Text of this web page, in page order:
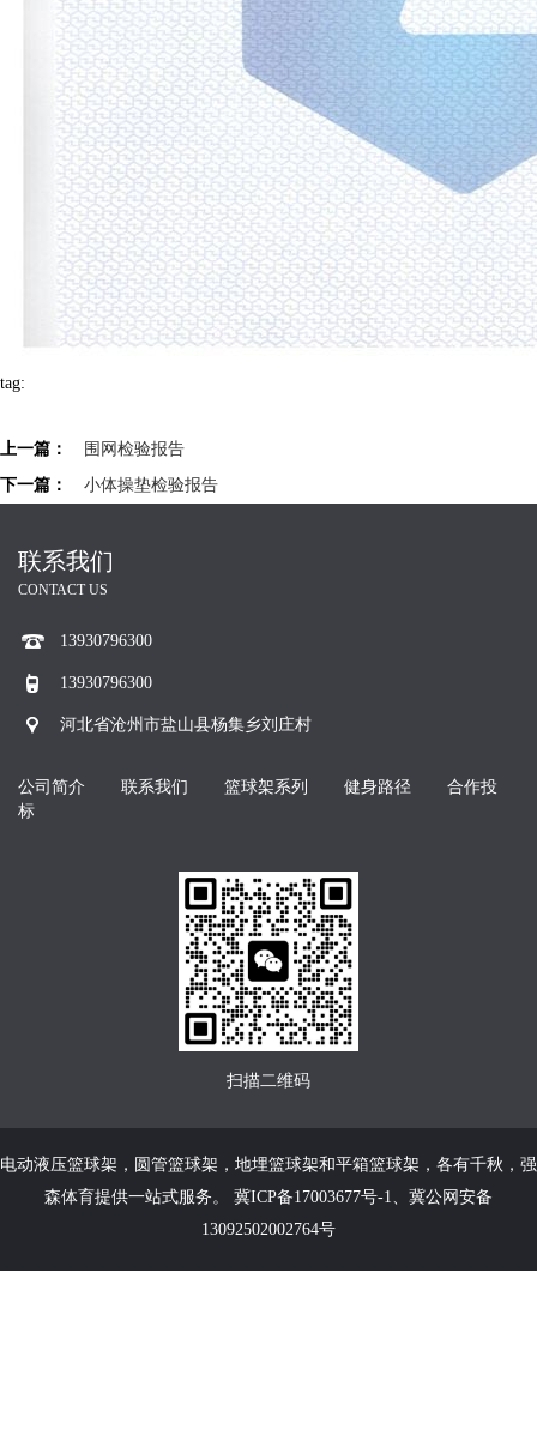
tag:
上一篇：
围网检验报告
下一篇：
小体操垫检验报告
联系我们
CONTACT US
13930796300
13930796300
河北省沧州市盐山县杨集乡刘庄村
公司简介 联系我们 篮球架系列 健身路径
合作投
标
扫描二维码
电动液压篮球架 ， 圆管篮球架 ， 地埋篮球架和平箱篮球架 ，各有千秋，强
森体育提供一站式服务。 冀ICP备17003677号-1
冀公网安备
13092502002764号